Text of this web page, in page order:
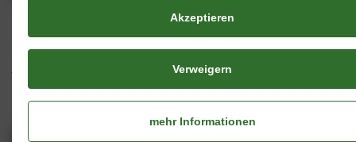
Schule
Vorlesewettbewerb
Akzeptieren
Verweigern
mehr Informationen